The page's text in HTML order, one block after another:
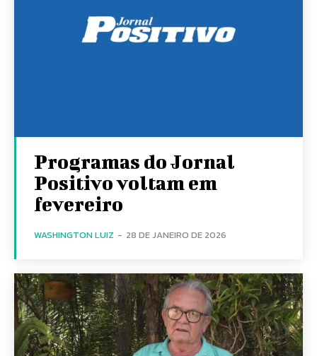
Programas do Jornal
Positivo voltam em
fevereiro
WASHINGTON LUIZ - 28 DE JANEIRO DE 2026